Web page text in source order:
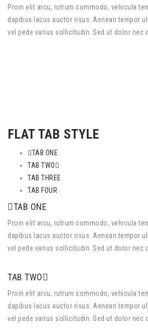
Proin elit arcu, rutrum commodo, vehicula
dapibus lacus auctor risus. Aenean tempor
vel pede varius sollicitudin. Sed ut dolor nec
FLAT TAB STYLE
TAB ONE
TAB TWO
TAB THREE
TAB FOUR
TAB ONE
Proin elit arcu, rutrum commodo, vehicula
dapibus lacus auctor risus. Aenean tempor
vel pede varius sollicitudin. Sed ut dolor nec
TAB TWO
Proin elit arcu, rutrum commodo, vehicula
dapibus lacus auctor risus. Aenean tempor
vel pede varius sollicitudin. Sed ut dolor nec